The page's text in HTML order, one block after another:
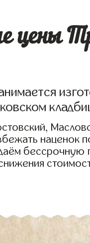
цены
наценок
бессрочную